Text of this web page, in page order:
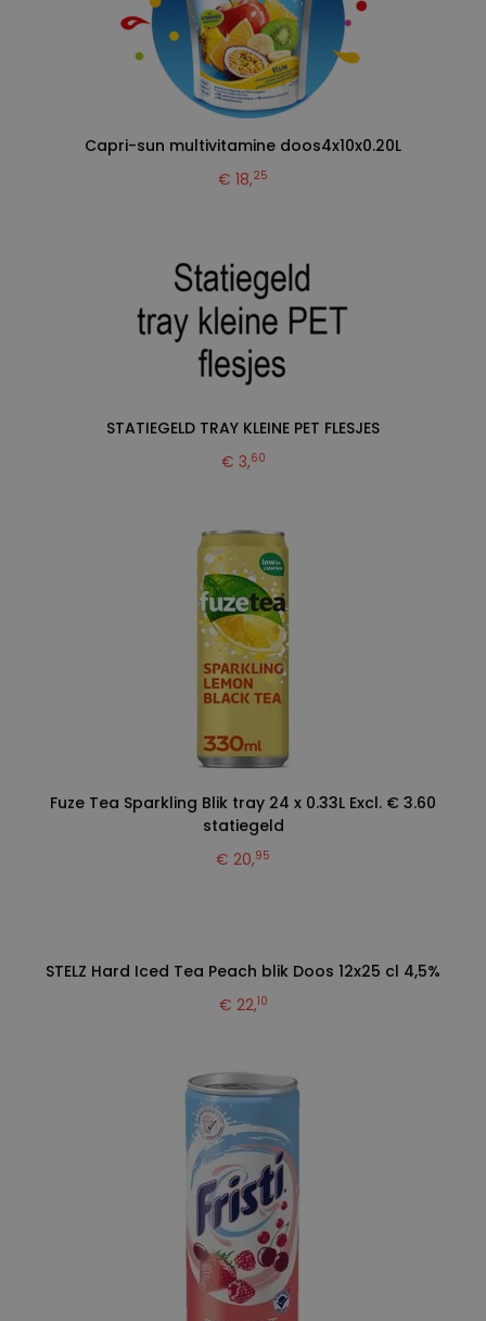
Capri-sun multivitamine doos4x10x0.20L
€ 18,25
STATIEGELD TRAY KLEINE PET FLESJES
€ 3,60
Fuze Tea Sparkling Blik tray 24 x 0.33L Excl. € 3.60
statiegeld
€ 20,95
STELZ Hard Iced Tea Peach blik Doos 12x25 cl 4,5%
€ 22,10